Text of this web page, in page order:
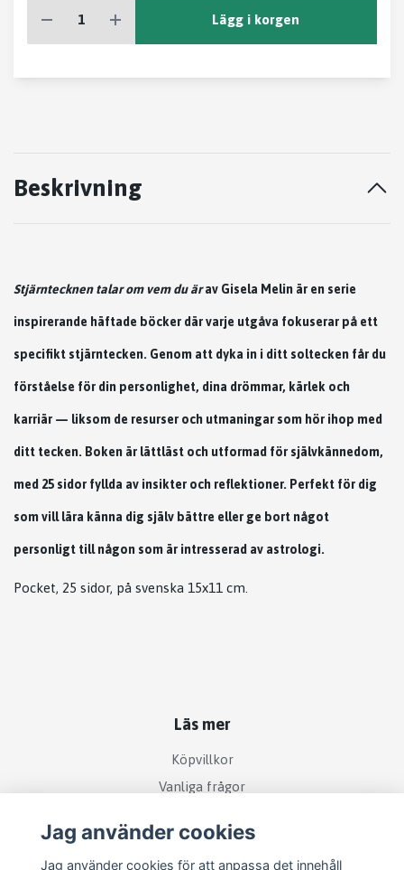
Lägg i korgen
Beskrivning
Stjärntecknen talar om vem du ärav Gisela Melin är en serie
inspirerande häftade böcker där varje utgåva fokuserar på ett
specifikt stjärntecken. Genom att dyka in i ditt soltecken får du
förståelse för din personlighet, dina drömmar, kärlek och
karriär — liksom de resurser och utmaningar som hör ihop med
ditt tecken. Boken är lättläst och utformad för självkännedom,
med 25 sidor fyllda av insikter och reflektioner. Perfekt för dig
som vill lära känna dig själv bättre eller ge bort något
personligt till någon som är intresserad av astrologi.
Pocket, 25 sidor, på svenska 15x11 cm.
Läs mer
Köpvillkor
Vanliga frågor
Sociala medier
Jag använder cookies
Jag använder cookies för att anpassa det innehåll